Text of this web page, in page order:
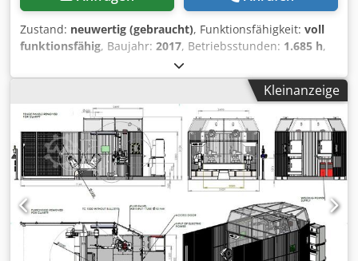
Zustand: neuwertig (gebraucht), Funktionsfähigkeit: voll
funktionsfähig, Baujahr: 2017, Betriebsstunden: 1.685 h,
, Hubhöhe:5.180 mm
mm, Lastschwerpunkt:600 mm, Kraftstofftyp:elektrisch,
, Batteriekapazität:
620 Ah , verbleibende Batteriekapazität:93 %
Batteriespannung:80 V, DGUV geprüft bis:08/2027,
Gabellänge: 1.200 mm, Gesamthöhe:2.380 mm
Ausstattung:Beleuchtung, CE-Kennzeichnung, Kabine,
Scheckheftgepflegt, Seitenschieber, UVV, Still RX 60-
25/600 Elektro Gabelstapler mit folgenden Daten: ·
Betriebsstunden: 1.685 · Hubkraft: 2.500 Kg · Hubhöhe:
5.180 mm Dkjdezfxzzepfx Adwjr · Bauhöhe: 2.380 mm ·
Baujahr: 2017 STILL 2,5 Tonnen Elektro Stapler mit
Kleinanzeige